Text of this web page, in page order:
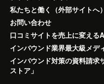
私たちと働く（外部サイトへ）
お問い合わせ
口コミサイトを売上に変える
インバウンド業界最大級メデ
インバウンド対策の資料請求
ストア」